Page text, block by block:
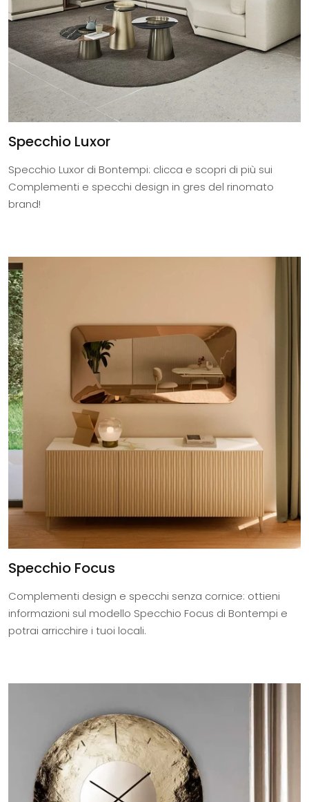
Specchio Luxor
Specchio Luxor di Bontempi: clicca e scopri di più sui
Complementi e specchi design in gres del rinomato
brand!
Specchio Focus
Complementi design e specchi senza cornice: ottieni
informazioni sul modello Specchio Focus di Bontempi e
potrai arricchire i tuoi locali.